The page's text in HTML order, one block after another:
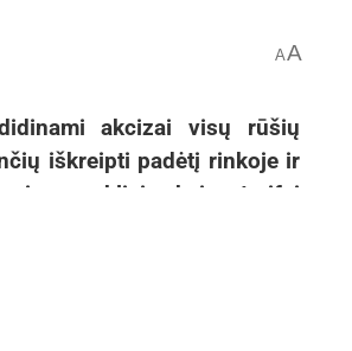
AA
akcizai visų rūšių
iškreipti padėtį rinkoje ir
nuosekliai: akcizų tarifai